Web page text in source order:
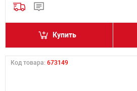
Купить
Код товара: 673149